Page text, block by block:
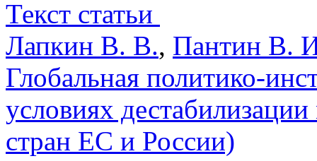
Текст статьи
Лапкин В. В., Пантин В.
Глобальная политико-
условиях
стран ЕС и России)